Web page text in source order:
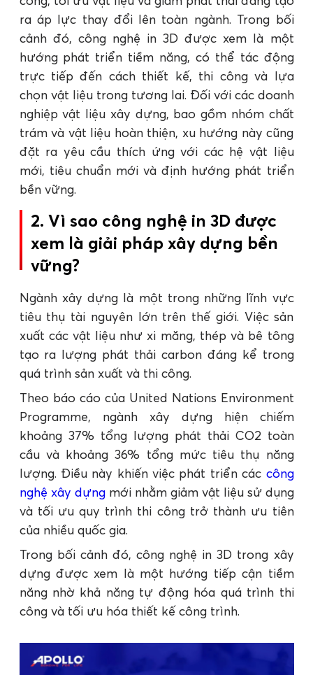
ra áp lực thay đổi lên toàn ngành. Trong bối
cảnh đó, công nghệ in 3D được xem là một
hướng phát triển tiềm năng, có thể tác động
trực tiếp đến cách thiết kế, thi công và lựa
chọn vật liệu trong tương lai. Đối với các doanh
nghiệp vật liệu xây dựng, bao gồm nhóm chất
trám và vật liệu hoàn thiện, xu hướng này cũng
đặt ra yêu cầu thích ứng với các hệ vật liệu
mới, tiêu chuẩn mới và định hướng phát triển
bền vững.
2. Vì sao công nghệ in 3D được
xem là giải pháp xây dựng bền
vững?
Ngành xây dựng là một trong những lĩnh vực
tiêu thụ tài nguyên lớn trên thế giới. Việc sản
xuất các vật liệu như xi măng, thép và bê tông
tạo ra lượng phát thải carbon đáng kể trong
quá trình sản xuất và thi công.
Theo báo cáo của United Nations Environment
Programme, ngành xây dựng hiện chiếm
khoảng 37% tổng lượng phát thải CO2 toàn
cầu và khoảng 36% tổng mức tiêu thụ năng
lượng. Điều này khiến việc phát triển các công
nghệ xây dựngmới nhằm giảm vật liệu sử dụng
và tối ưu quy trình thi công trở thành ưu tiên
của nhiều quốc gia.
Trong bối cảnh đó, công nghệ in 3D trong xây
dựng được xem là một hướng tiếp cận tiềm
năng nhờ khả năng tự động hóa quá trình thi
công và tối ưu hóa thiết kế công trình.